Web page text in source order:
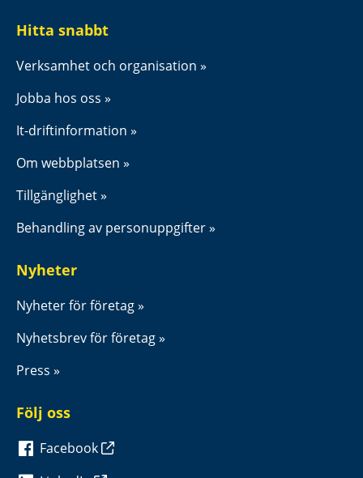
Hitta snabbt
Verksamhet och organisation
Jobba hos oss
It-driftinformation
Om webbplatsen
Tillgänglighet
Behandling av personuppgifter
Nyheter
Nyheter för företag
Nyhetsbrev för företag
Press
Följ oss
Facebook